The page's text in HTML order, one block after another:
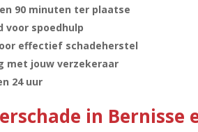
90 minuten ter plaatse
voor spoedhulp
effectief schadeherstel
met jouw verzekeraar
24 uur
in